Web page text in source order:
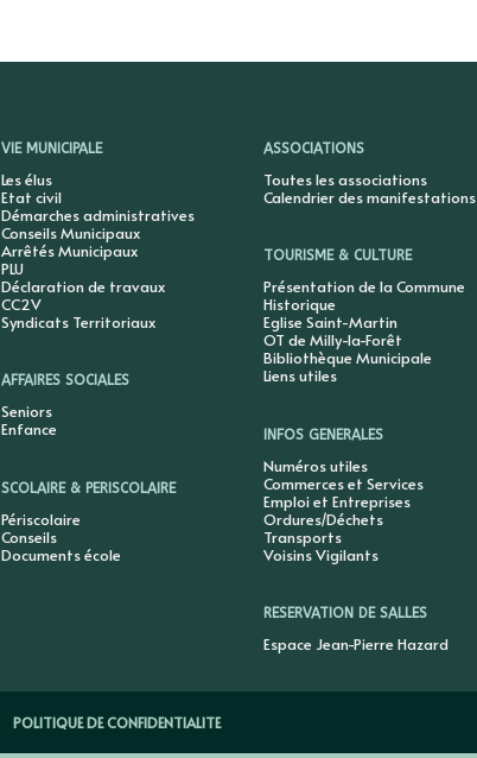
VIE MUNICIPALE
Les élus
Etat civil
Démarches administratives
Conseils Municipaux
Arrêtés Municipaux
PLU
Déclaration de travaux
CC2V
Syndicats Territoriaux
AFFAIRES SOCIALES
Seniors
Enfance
SCOLAIRE & PERISCOLAIRE
Périscolaire
Conseils
Documents école
ASSOCIATIONS
Toutes les associations
Calendrier des manifestations
TOURISME & CULTURE
Présentation de la Commune
Historique
Eglise Saint-Martin
OT de Milly-la-Forêt
Bibliothèque Municipale
Liens utiles
INFOS GENERALES
Numéros utiles
Commerces et Services
Emploi et Entreprises
Ordures/Déchets
Transports
Voisins Vigilants
RESERVATION DE SALLES
Espace Jean-Pierre Hazard
POLITIQUE DE CONFIDENTIALITE